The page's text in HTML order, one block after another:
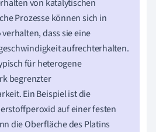
von katalytischen
Prozesse können sich in
dass sie eine
aufrechterhalten.
für heterogene
begrenzter
Ein Beispiel ist die
auf einer festen
die Oberfläche des Platins